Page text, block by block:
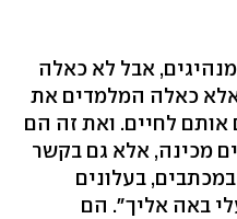
מנהיגים, אבל לא כאלה
כאלה המלמדים את
אותם לחיים. ואת זה הם
מכינה, אלא גם בקשר
בעלונים
באה אליך". הם